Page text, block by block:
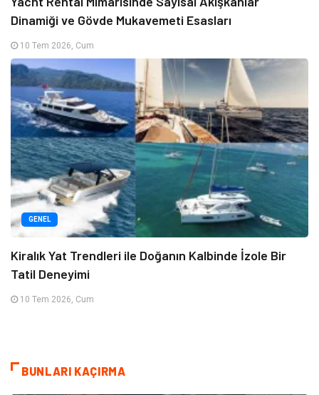
Dinamiği ve Gövde Mukavemeti Esasları
10 Tem 2026, Cum
GENEL
Kiralık Yat Trendleri ile Doğanın Kalbinde İzole Bir
Tatil Deneyimi
10 Tem 2026, Cum
BUNLARI KAÇIRMA